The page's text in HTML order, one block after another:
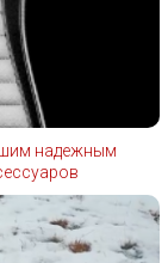
надежным